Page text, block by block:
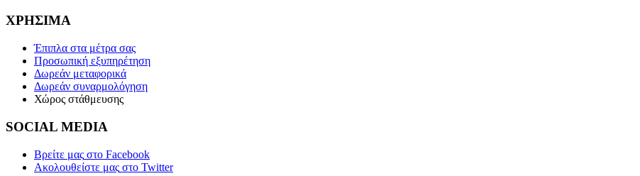
ΧΡΗΣΙΜΑ
Έπιπλα στα μέτρα σας
Προσωπική εξυπηρέτηση
Δωρεάν μεταφορικά
Δωρεάν συναρμολόγηση
Χώρος στάθμευσης
SOCIAL MEDIA
Βρείτε μας στο Facebook
Ακολουθείστε μας στο Twitter